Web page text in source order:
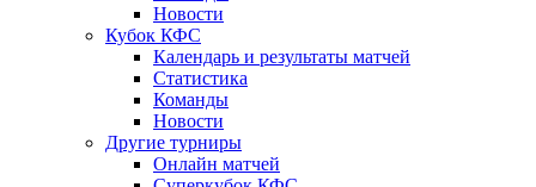
Новости
Кубок КФС
Календарь и результаты матчей
Статистика
Команды
Новости
Другие турниры
Онлайн матчей